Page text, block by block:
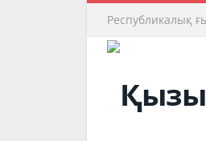
Республикалық